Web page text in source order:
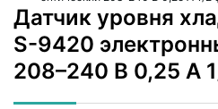
Датчик уровня
S-9420
208–240 В 0,25 А